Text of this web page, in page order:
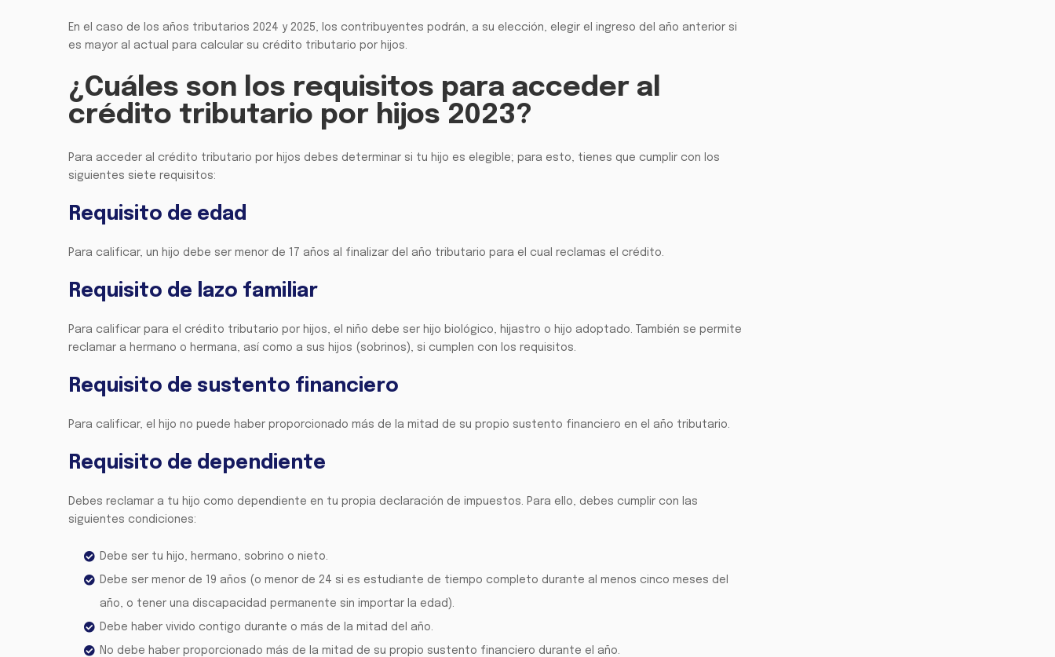
En el caso de los años tributarios 2024 y 2025, los contribuyentes podrán, a su elección, elegir el ingreso del año anterior si
es mayor al actual para calcular su crédito tributario por hijos.
¿Cuáles son los requisitos para acceder al
crédito tributario por hijos 2023?
Para acceder al crédito tributario por hijos debes determinar si tu hijo es elegible; para esto, tienes que cumplir con los
siguientes siete requisitos:
Requisito de edad
Para calificar, un hijo debe ser menor de 17 años al finalizar del año tributario para el cual reclamas el crédito.
Requisito de lazo familiar
Para calificar para el crédito tributario por hijos, el niño debe ser hijo biológico, hijastro o hijo adoptado. También se permite
reclamar a hermano o hermana, así como a sus hijos (sobrinos), si cumplen con los requisitos.
Requisito de sustento financiero
Para calificar, el hijo no puede haber proporcionado más de la mitad de su propio sustento financiero en el año tributario.
Requisito de dependiente
Debes reclamar a tu hijo como dependiente en tu propia declaración de impuestos. Para ello, debes cumplir con las
siguientes condiciones:
Debe ser tu hijo, hermano, sobrino o nieto.
Debe ser menor de 19 años (o menor de 24 si es estudiante de tiempo completo durante al menos cinco meses del
año, o tener una discapacidad permanente sin importar la edad).
Debe haber vivido contigo durante o más de la mitad del año.
No debe haber proporcionado más de la mitad de su propio sustento financiero durante el año.